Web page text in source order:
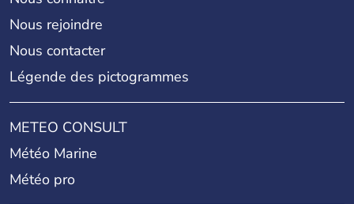
Nous rejoindre
Nous contacter
Légende des pictogrammes
METEO CONSULT
Météo Marine
Météo pro